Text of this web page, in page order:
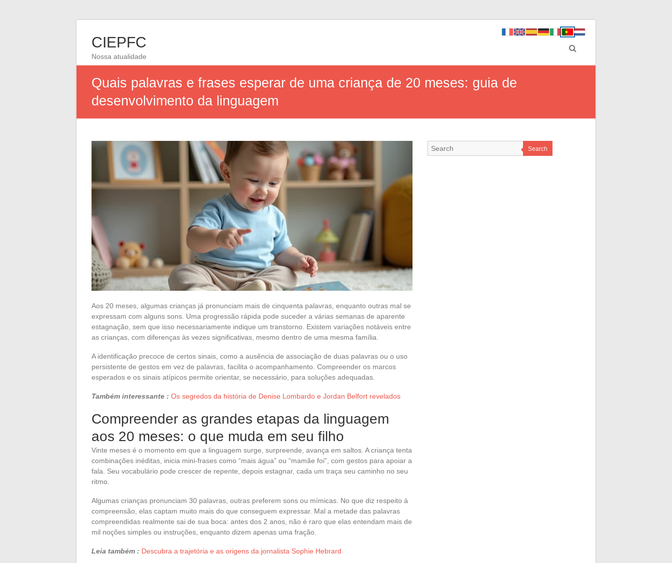
CIEPFC
Nossa atualidade
Quais palavras e frases esperar de uma criança de 20 meses: guia de
desenvolvimento da linguagem
Aos 20 meses, algumas crianças já pronunciam mais de cinquenta palavras, enquanto outras mal se
expressam com alguns sons. Uma progressão rápida pode suceder a várias semanas de aparente
estagnação, sem que isso necessariamente indique um transtorno. Existem variações notáveis entre
as crianças, com diferenças às vezes significativas, mesmo dentro de uma mesma família.
A identificação precoce de certos sinais, como a ausência de associação de duas palavras ou o uso
persistente de gestos em vez de palavras, facilita o acompanhamento. Compreender os marcos
esperados e os sinais atípicos permite orientar, se necessário, para soluções adequadas.
Também interessante : Os segredos da história de Denise Lombardo e Jordan Belfort revelados
Compreender as grandes etapas da linguagem
aos 20 meses: o que muda em seu filho
Vinte meses é o momento em que a linguagem surge, surpreende, avança em saltos. A criança tenta
combinações inéditas, inicia mini-frases como “mais água” ou “mamãe foi”, com gestos para apoiar a
fala. Seu vocabulário pode crescer de repente, depois estagnar, cada um traça seu caminho no seu
ritmo.
Algumas crianças pronunciam 30 palavras, outras preferem sons ou mímicas. No que diz respeito à
compreensão, elas captam muito mais do que conseguem expressar. Mal a metade das palavras
compreendidas realmente sai de sua boca: antes dos 2 anos, não é raro que elas entendam mais de
mil noções simples ou instruções, enquanto dizem apenas uma fração.
Leia também : Descubra a trajetória e as origens da jornalista Sophie Hebrard
Search